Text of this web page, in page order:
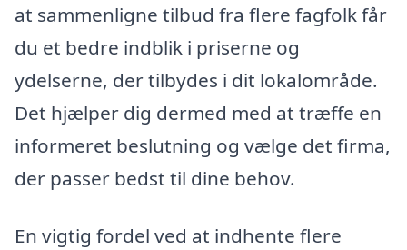
at sammenligne tilbud fra flere fagfolk får
du et bedre indblik i priserne og
ydelserne, der tilbydes i dit lokalområde.
Det hjælper dig dermed med at træffe en
informeret beslutning og vælge det firma,
der passer bedst til dine behov.
En vigtig fordel ved at indhente flere